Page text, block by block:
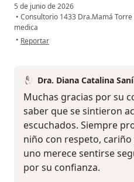
5 de junio de 2026
• Consultorio 1433 Dra.Mamá
medica
• en opinión del usuario Luisa Villa
Reportar
Dra. Diana Catalina
Muchas gracias por su
saber que se sintieron
escuchados. Siempre
niño con respeto,
uno merece sentirse
por su confianza.